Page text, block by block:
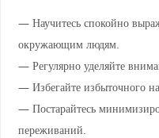
— Научитесь спокойно
окружающим людям.
— Регулярно уделяйте
— Избегайте избыточного
— Постарайтесь
переживаний.